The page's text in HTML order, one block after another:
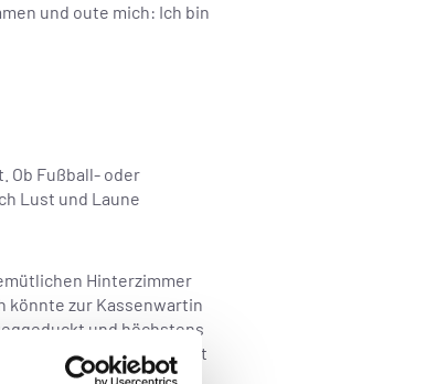
und oute mich: Ich bin
Ob Fußball- oder
Lust und Laune
Hinterzimmer
könnte zur Kassenwartin
und höchstens
auf ein verbindliches Amt
Phobie!